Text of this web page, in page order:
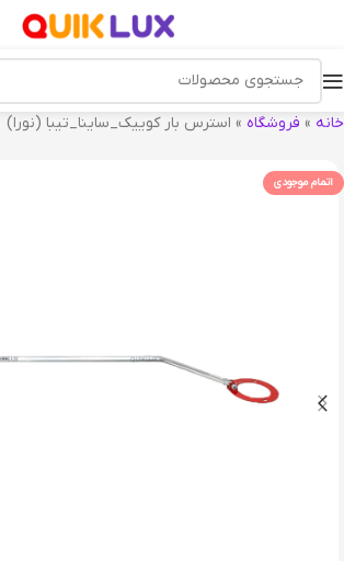
خانه » فروشگاه » استرس بار کوییک_ساینا_تیبا (نورا)
اتمام موجودی